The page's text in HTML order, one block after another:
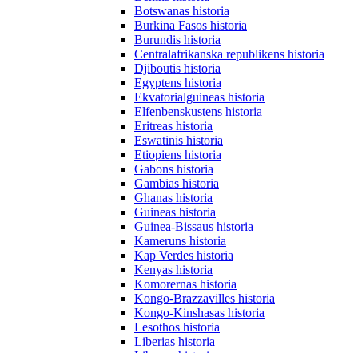
Botswanas historia
Burkina Fasos historia
Burundis historia
Centralafrikanska republikens historia
Djiboutis historia
Egyptens historia
Ekvatorialguineas historia
Elfenbenskustens historia
Eritreas historia
Eswatinis historia
Etiopiens historia
Gabons historia
Gambias historia
Ghanas historia
Guineas historia
Guinea-Bissaus historia
Kameruns historia
Kap Verdes historia
Kenyas historia
Komorernas historia
Kongo-Brazzavilles historia
Kongo-Kinshasas historia
Lesothos historia
Liberias historia